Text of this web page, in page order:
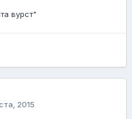
вурст"
2015